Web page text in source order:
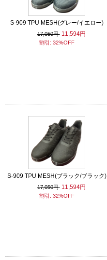
S-909 TPU MESH(グレー/イエロー)
17,050円 11,594円
割引: 32%OFF
S-909 TPU MESH(ブラック/ブラック)
17,050円 11,594円
割引: 32%OFF